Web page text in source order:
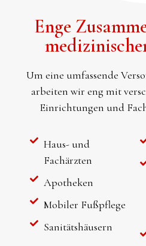
Enge
Um eine umfassende
arbeiten wir eng mit
Einrichtungen und
Haus- und
Fachärzten
Apotheken
Mobiler Fußpflege
Sanitätshäusern